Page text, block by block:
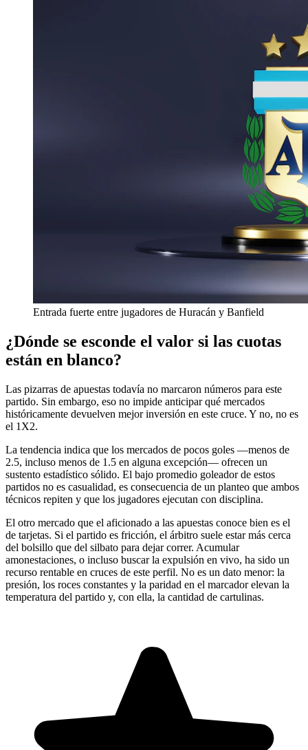
Entrada fuerte entre jugadores de Huracán y Banfield
¿Dónde se esconde el valor si las cuotas
están en blanco?
Las pizarras de apuestas todavía no marcaron números para este
partido. Sin embargo, eso no impide anticipar qué mercados
históricamente devuelven mejor inversión en este cruce. Y no, no es
el 1X2.
La tendencia indica que los mercados de pocos goles —menos de
2.5, incluso menos de 1.5 en alguna excepción— ofrecen un
sustento estadístico sólido. El bajo promedio goleador de estos
partidos no es casualidad, es consecuencia de un planteo que ambos
técnicos repiten y que los jugadores ejecutan con disciplina.
El otro mercado que el aficionado a las apuestas conoce bien es el
de tarjetas. Si el partido es fricción, el árbitro suele estar más cerca
del bolsillo que del silbato para dejar correr. Acumular
amonestaciones, o incluso buscar la expulsión en vivo, ha sido un
recurso rentable en cruces de este perfil. No es un dato menor: la
presión, los roces constantes y la paridad en el marcador elevan la
temperatura del partido y, con ella, la cantidad de cartulinas.